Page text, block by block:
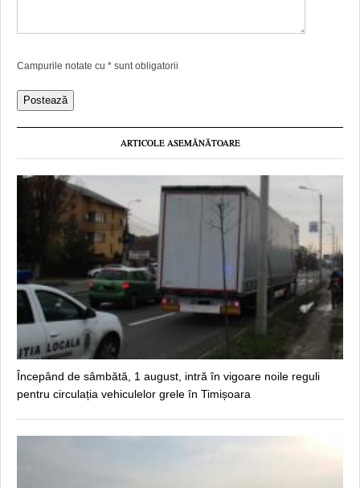
Campurile notate cu * sunt obligatorii
ARTICOLE ASEMĂNĂTOARE
Începând de sâmbătă, 1 august, intră în vigoare noile reguli
pentru circulația vehiculelor grele în Timișoara